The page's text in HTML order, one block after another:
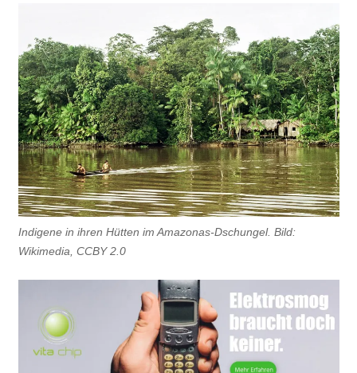
Indigene in ihren Hütten im Amazonas-Dschungel. Bild:
Wikimedia, CCBY 2.0